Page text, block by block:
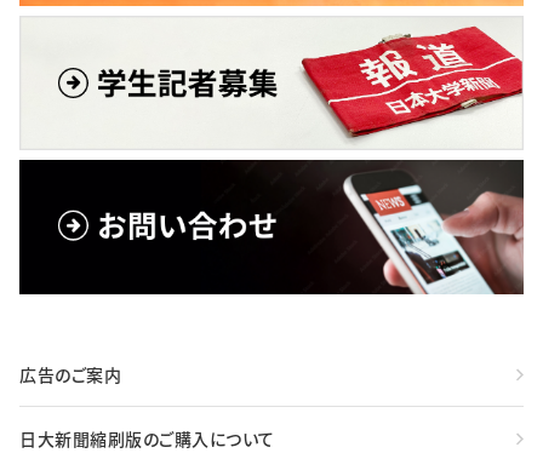
広告のご案内
日大新聞縮刷版のご購入について